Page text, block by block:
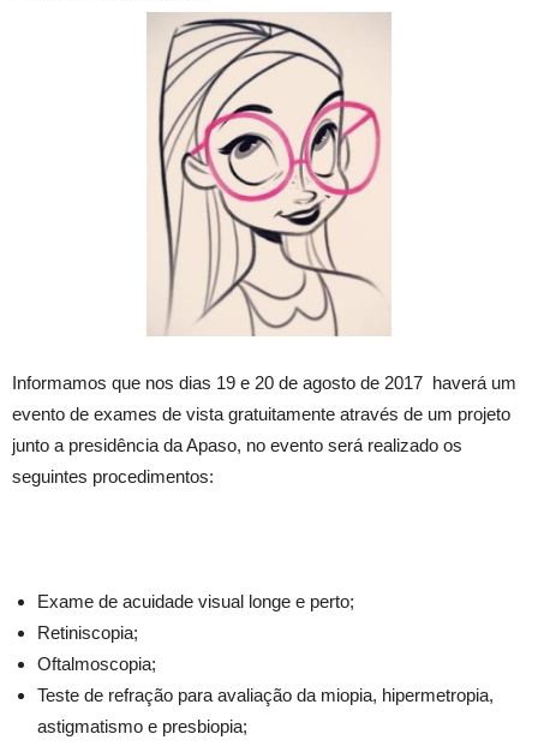
Informamos que nos dias 19 e 20 de agosto de 2017 haverá um
evento de exames de vista gratuitamente através de um projeto
junto a presidência da Apaso, no evento será realizado os
seguintes procedimentos:
Exame de acuidade visual longe e perto;
Retiniscopia;
Oftalmoscopia;
Teste de refração para avaliação da miopia, hipermetropia,
astigmatismo e presbiopia;